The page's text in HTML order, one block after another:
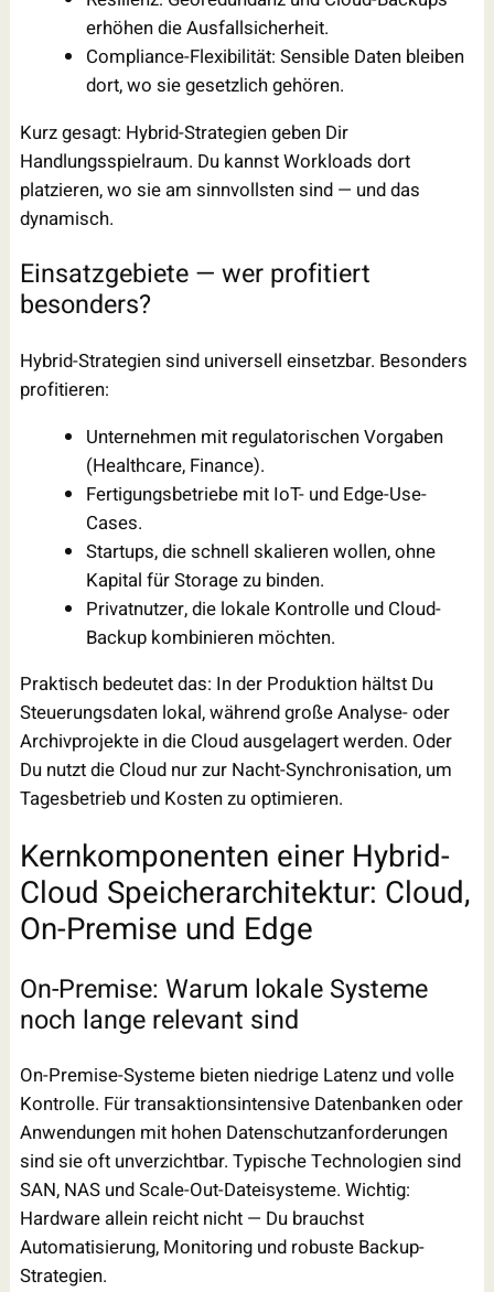
erhöhen die Ausfallsicherheit.
Compliance-Flexibilität: Sensible Daten bleiben
dort, wo sie gesetzlich gehören.
Kurz gesagt: Hybrid-Strategien geben Dir
Handlungsspielraum. Du kannst Workloads dort
platzieren, wo sie am sinnvollsten sind — und das
dynamisch.
Einsatzgebiete — wer profitiert
besonders?
Hybrid-Strategien sind universell einsetzbar. Besonders
profitieren:
Unternehmen mit regulatorischen Vorgaben
(Healthcare, Finance).
Fertigungsbetriebe mit IoT- und Edge-Use-
Cases.
Startups, die schnell skalieren wollen, ohne
Kapital für Storage zu binden.
Privatnutzer, die lokale Kontrolle und Cloud-
Backup kombinieren möchten.
Praktisch bedeutet das: In der Produktion hältst Du
Steuerungsdaten lokal, während große Analyse- oder
Archivprojekte in die Cloud ausgelagert werden. Oder
Du nutzt die Cloud nur zur Nacht-Synchronisation, um
Tagesbetrieb und Kosten zu optimieren.
Kernkomponenten einer Hybrid-
Cloud Speicherarchitektur: Cloud,
On-Premise und Edge
On-Premise: Warum lokale Systeme
noch lange relevant sind
On-Premise-Systeme bieten niedrige Latenz und volle
Kontrolle. Für transaktionsintensive Datenbanken oder
Anwendungen mit hohen Datenschutzanforderungen
sind sie oft unverzichtbar. Typische Technologien sind
SAN, NAS und Scale-Out-Dateisysteme. Wichtig:
Hardware allein reicht nicht — Du brauchst
Automatisierung, Monitoring und robuste Backup-
Strategien.